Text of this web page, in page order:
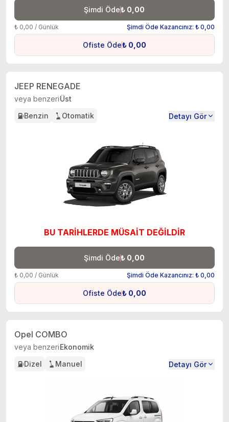
Şimdi Öde₺ 0,00
₺ 0,00 / Günlük Şimdi Öde Kazancınız: ₺ 0,00
Ofiste Öde₺ 0,00
JEEP RENEGADE
veya benzeriÜst
Benzin
Otomatik Detayı Gör
BU TARİHLERDE MÜSAİT DEĞİLDİR
Şimdi Öde₺ 0,00
₺ 0,00 / Günlük Şimdi Öde Kazancınız: ₺ 0,00
Ofiste Öde₺ 0,00
Opel COMBO
veya benzeriEkonomik
Dizel
Manuel Detayı Gör